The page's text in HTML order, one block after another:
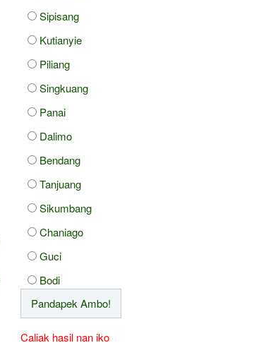
Sipisang
Kutianyie
Piliang
Singkuang
Panai
Dalimo
Bendang
Tanjuang
Sikumbang
Chaniago
Guci
Bodi
Caliak hasil nan iko